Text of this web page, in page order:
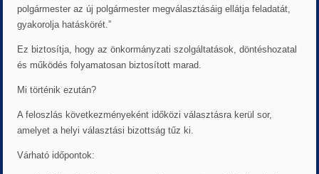
polgármester az új polgármester megválasztásáig ellátja feladatát,
gyakorolja hatáskörét.”
Ez biztosítja, hogy az önkormányzati szolgáltatások, döntéshozatal
és működés folyamatosan biztosított marad.
Mi történik ezután?
A feloszlás következményeként időközi választásra kerül sor,
amelyet a helyi választási bizottság tűz ki.
Várható időpontok: